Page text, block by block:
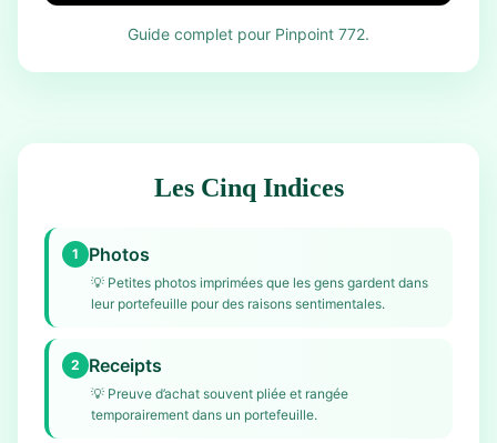
Guide complet pour Pinpoint 772.
Les Cinq Indices
1 Photos
💡 Petites photos imprimées que les gens gardent dans
leur portefeuille pour des raisons sentimentales.
2 Receipts
💡 Preuve d’achat souvent pliée et rangée
temporairement dans un portefeuille.